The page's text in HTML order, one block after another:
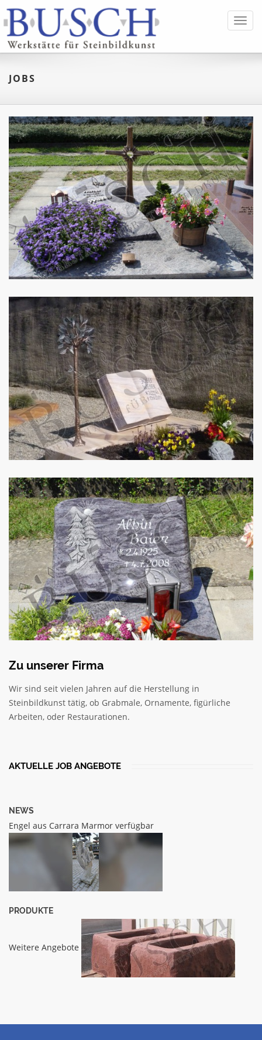
JOBS
Zu unserer Firma
Wir sind seit vielen Jahren auf die Herstellung in
Steinbildkunst tätig, ob Grabmale, Ornamente, figürliche
Arbeiten, oder Restaurationen.
AKTUELLE JOB ANGEBOTE
NEWS
Engel aus Carrara Marmor verfügbar
PRODUKTE
Weitere Angebote